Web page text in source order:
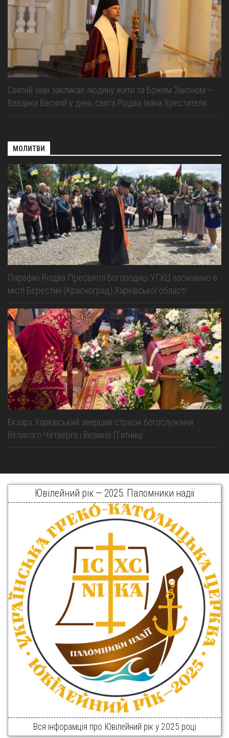
Святий Іван закликає людину жити за Божим Законом –
Владика Василій у день свята Різдва Івана Хрестителя
МОЛИТВИ
Парафію Різдва Пресвятої Богородиці УГКЦ засновано в
місті Берестин (Красноград) Харківської області
Екзарх Харківський звершив страсні богослужіння
Великого Четверга і Великої Пʼятниці
Ювілейний рік — 2025. Паломники надії
Вся інфорамція про Ювілейний рік у 2025 році